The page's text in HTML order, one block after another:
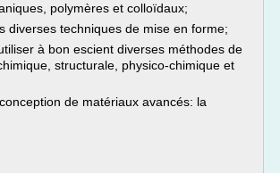
polymères et colloïdaux;
diverses techniques de mise en forme;
à bon escient diverses méthodes de
structurale, physico-chimique et
de matériaux avancés: la